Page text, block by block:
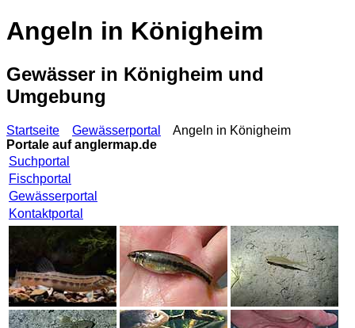
Angeln in Königheim
Gewässer in Königheim und
Umgebung
Startseite Gewässerportal
Angeln in Königheim
Portale aufanglermap.de
Suchportal
Fischportal
Gewässerportal
Kontaktportal